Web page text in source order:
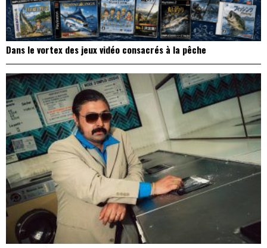
Dans le vortex des jeux vidéo consacrés à la pêche